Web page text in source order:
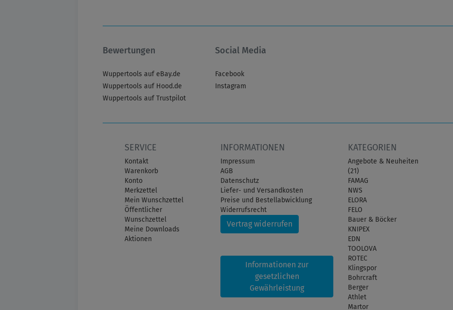
Bewertungen
Wuppertools auf eBay.de
Wuppertools auf Hood.de
Wuppertools auf Trustpilot
Social Media
Facebook
Instagram
SERVICE
Kontakt
Warenkorb
Konto
Merkzettel
Mein Wunschzettel
Öffentlicher
Wunschzettel
Meine Downloads
Aktionen
INFORMATIONEN
Impressum
AGB
Datenschutz
Liefer- und Versandkosten
Preise und Bestellabwicklung
Widerrufsrecht
Vertrag widerrufen
Informationen zur
gesetzlichen
Gewährleistung
KATEGORIEN
Angebote & Neuheiten
(21)
FAMAG
NWS
ELORA
FELO
Bauer & Böcker
KNIPEX
EDN
TOOLOVA
ROTEC
Klingspor
Bohrcraft
Berger
Athlet
Martor